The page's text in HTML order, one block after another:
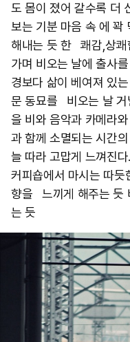
도 몸이 졌어 갈수록 더
보는 기분 마음 속 에 꽉
해내는 듯 한 쾌감,상쾌
가며 비오는 날에 출사
경보다 삶이 베여져 있
문 동묘를 비오는 날 거
을 비와 음악과 카메라
과 함께 소멸되는 시간
늘 따라 고맙게 느껴진
커피숍에서 마시는 따
향을 느끼게 해주는 듯
는 듯